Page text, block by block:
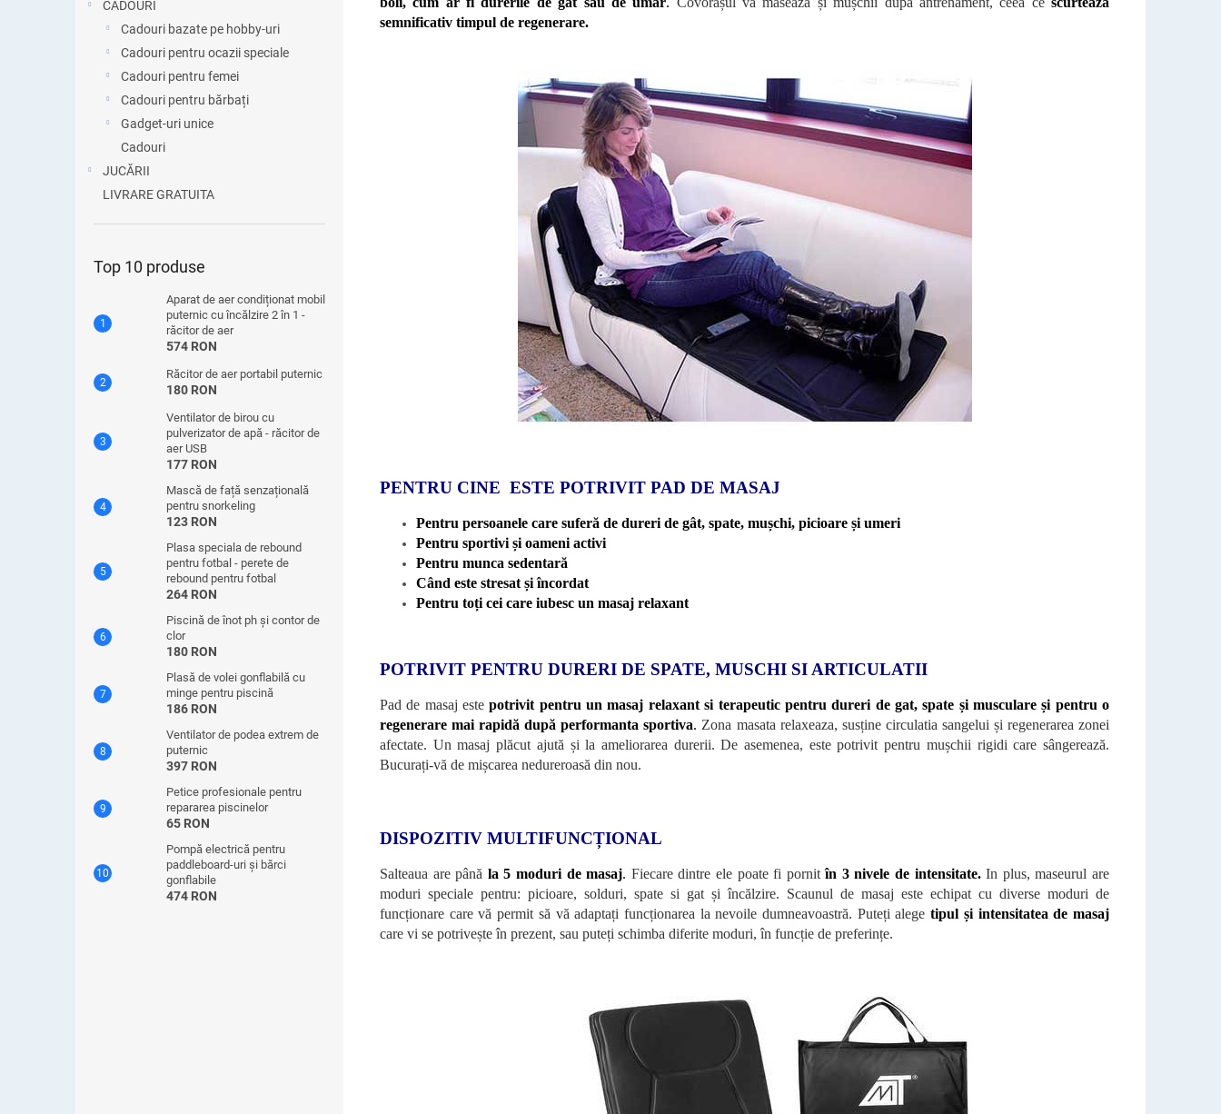
CADOURI
Cadouri bazate pe hobby-uri
Cadouri pentru ocazii speciale
Cadouri pentru femei
Cadouri pentru bărbați
Gadget-uri unice
Cadouri
JUCĂRII
LIVRARE GRATUITA
Top 10 produse
Aparat de aer condiționat mobil
puternic cu încălzire 2 în 1 -
răcitor de aer
574 RON
Răcitor de aer portabil puternic
180 RON
Ventilator de birou cu
pulverizator de apă - răcitor de
aer USB
177 RON
Mască de față senzațională
pentru snorkeling
123 RON
Plasa speciala de rebound
pentru fotbal - perete de
rebound pentru fotbal
264 RON
Piscină de înot ph și contor de
clor
180 RON
Plasă de volei gonflabilă cu
minge pentru piscină
186 RON
Ventilator de podea extrem de
puternic
397 RON
Petice profesionale pentru
repararea piscinelor
65 RON
Pompă electrică pentru
paddleboard-uri și bărci
gonflabile
474 RON
semnificativ timpul de regenerare.
PENTRU CINE ESTE POTRIVIT PAD DE MASAJ
Pentru persoanele care suferă de dureri de gât, spate, mușchi, picioare și umeri
Pentru sportivi și oameni activi
Pentru munca sedentară
Când este stresat și încordat
Pentru toți cei care iubesc un masaj relaxant
POTRIVIT PENTRU DURERI DE SPATE, MUSCHI SI ARTICULATII
Pad de masaj estepotrivit pentru un masaj relaxant si terapeutic pentru dureri de gat, spate și musculare și pentru o
regenerare mai rapidă după performanta sportiva. Zona masata relaxeaza, susține circulatia sangelui și regenerarea zonei
afectate. Un masaj plăcut ajută și la ameliorarea durerii. De asemenea, este potrivit pentru mușchii rigidi care sângerează.
Bucurați-vă de mișcarea nedureroasă din nou.
DISPOZITIV MULTIFUNCȚIONAL
Salteaua are până la 5 moduri de masaj. Fiecare dintre ele poate fi pornitîn 3 nivele de intensitate.In plus, maseurul are
moduri speciale pentru: picioare, solduri, spate si gat și încălzire. Scaunul de masaj este echipat cu diverse moduri de
funcționare care vă permit să vă adaptați funcționarea la nevoile dumneavoastră. Puteți alegetipul și intensitatea de masaj
care vi se potrivește în prezent, sau puteți schimba diferite moduri, în funcție de preferințe.